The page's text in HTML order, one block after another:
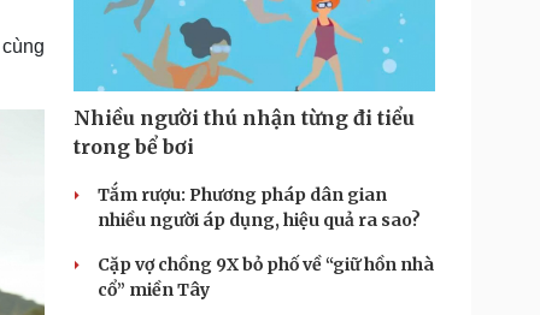
Doanh nghiệp 24h
nhân
Tin Công nghệ
Trải nghiệm
Chuyển đổi số
Podcast
Đọc truyện đêm khuya
Cửa sổ tình yêu
Hạt giống tâm hồn
Nhiều người thú nhận từng đi tiểu
trong bể bơi
Tắm rượu: Phương pháp dân gian
nhiều người áp dụng, hiệu quả ra sao?
Cặp vợ chồng 9X bỏ phố về “giữ hồn nhà
cổ” miền Tây